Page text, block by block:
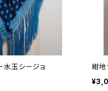
水玉シージョ
紺地